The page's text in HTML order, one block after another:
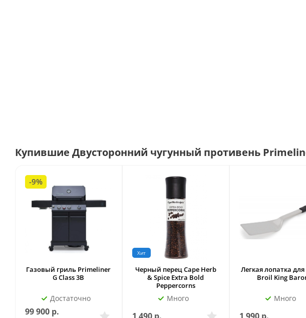
Купившие Двусторонний чугунный противень
-9%
Газовый гриль Primeliner
G Class 3B
Достаточно
99 900 р.
Хит
Черный перец Cape Herb
& Spice Extra Bold
Peppercorns
Много
Легкая лопатка
Broil King
Много